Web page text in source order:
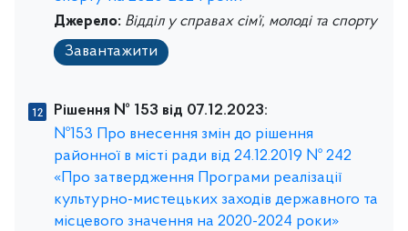
Джерело: Відділ у справах сім’ї, молоді та спорту
Завантажити
Рішення № 153 від 07.12.2023:
№153 Про внесення змін до рішення
районної в місті ради від 24.12.2019 № 242
«Про затвердження Програми реалізації
культурно-мистецьких заходів державного та
місцевого значення на 2020-2024 роки»